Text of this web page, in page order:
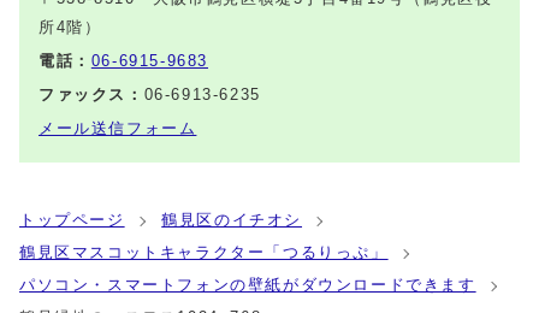
所4階）
電話： 06-6915-9683
ファックス： 06-6913-6235
メール送信フォーム
トップページ
鶴見区のイチオシ
鶴見区マスコットキャラクター「つるりっぷ」
パソコン・スマートフォンの壁紙がダウンロードできます